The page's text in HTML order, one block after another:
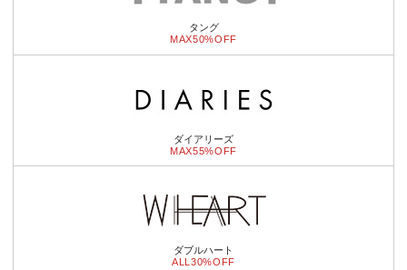
タング
MAX50%OFF
ダイアリーズ
MAX55%OFF
ダブルハート
ALL30%OFF